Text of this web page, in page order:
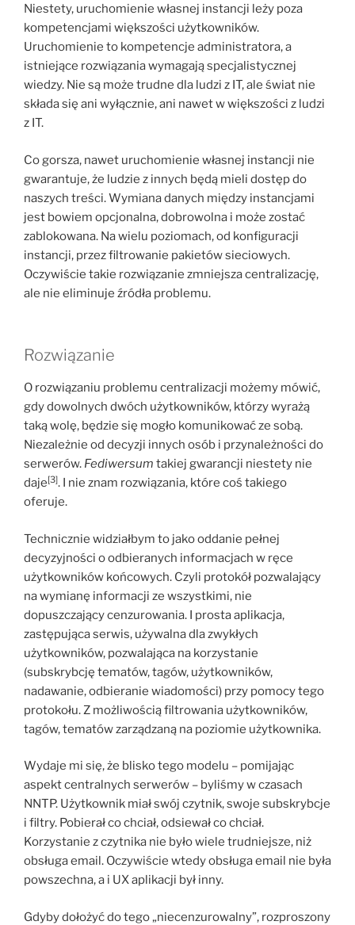
Niestety, uruchomienie własnej instancji leży poza
kompetencjami większości użytkowników.
Uruchomienie to kompetencje administratora, a
istniejące rozwiązania wymagają specjalistycznej
wiedzy. Nie są może trudne dla ludzi z IT, ale świat nie
składa się ani wyłącznie, ani nawet w większości z ludzi
z IT.
Co gorsza, nawet uruchomienie własnej instancji nie
gwarantuje, że ludzie z innych będą mieli dostęp do
naszych treści. Wymiana danych między instancjami
jest bowiem opcjonalna, dobrowolna i może zostać
zablokowana. Na wielu poziomach, od konfiguracji
instancji, przez filtrowanie pakietów sieciowych.
Oczywiście takie rozwiązanie zmniejsza centralizację,
ale nie eliminuje źródła problemu.
Rozwiązanie
O rozwiązaniu problemu centralizacji możemy mówić,
gdy dowolnych dwóch użytkowników, którzy wyrażą
taką wolę, będzie się mogło komunikować ze sobą.
Niezależnie od decyzji innych osób i przynależności do
serwerów. Fediwersum takiej gwarancji niestety nie
daje[3]. I nie znam rozwiązania, które coś takiego
oferuje.
Technicznie widziałbym to jako oddanie pełnej
decyzyjności o odbieranych informacjach w ręce
użytkowników końcowych. Czyli protokół pozwalający
na wymianę informacji ze wszystkimi, nie
dopuszczający cenzurowania. I prosta aplikacja,
zastępująca serwis, używalna dla zwykłych
użytkowników, pozwalająca na korzystanie
(subskrybcję tematów, tagów, użytkowników,
nadawanie, odbieranie wiadomości) przy pomocy tego
protokołu. Z możliwością filtrowania użytkowników,
tagów, tematów zarządzaną na poziomie użytkownika.
Wydaje mi się, że blisko tego modelu – pomijając
aspekt centralnych serwerów – byliśmy w czasach
NNTP. Użytkownik miał swój czytnik, swoje subskrybcje
i filtry. Pobierał co chciał, odsiewał co chciał.
Korzystanie z czytnika nie było wiele trudniejsze, niż
obsługa email. Oczywiście wtedy obsługa email nie była
powszechna, a i UX aplikacji był inny.
Gdyby dołożyć do tego „niecenzurowalny”, rozproszony